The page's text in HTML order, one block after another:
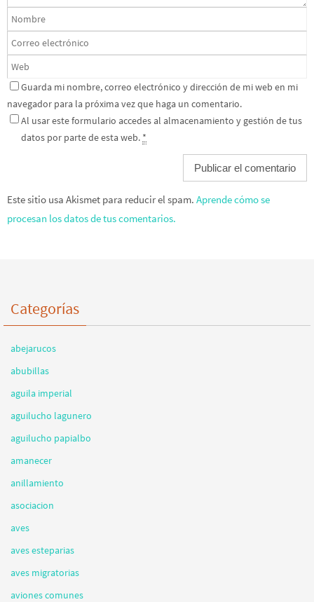
Guarda mi nombre, correo electrónico y dirección de mi web en mi
navegador para la próxima vez que haga un comentario.
Al usar este formulario accedes al almacenamiento y gestión de tus
datos por parte de esta web. *
Este sitio usa Akismet para reducir el spam. Aprende cómo se
procesan los datos de tus comentarios.
Categorías
abejarucos
abubillas
aguila imperial
aguilucho lagunero
aguilucho papialbo
amanecer
anillamiento
asociacion
aves
aves esteparias
aves migratorias
aviones comunes